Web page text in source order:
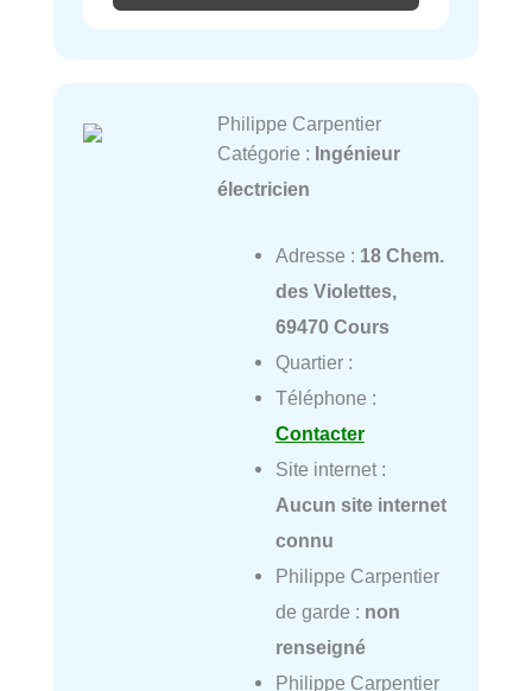
Philippe Carpentier
Catégorie : Ingénieur
électricien
Adresse : 18 Chem.
des Violettes,
69470 Cours
Quartier :
Téléphone :
Contacter
Site internet :
Aucun site internet
connu
Philippe Carpentier
de garde : non
renseigné
Philippe Carpentier